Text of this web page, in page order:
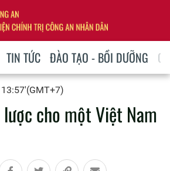
TIN TỨC ĐÀO TẠO - BỒI DƯỠNG
cho một Việt Nam